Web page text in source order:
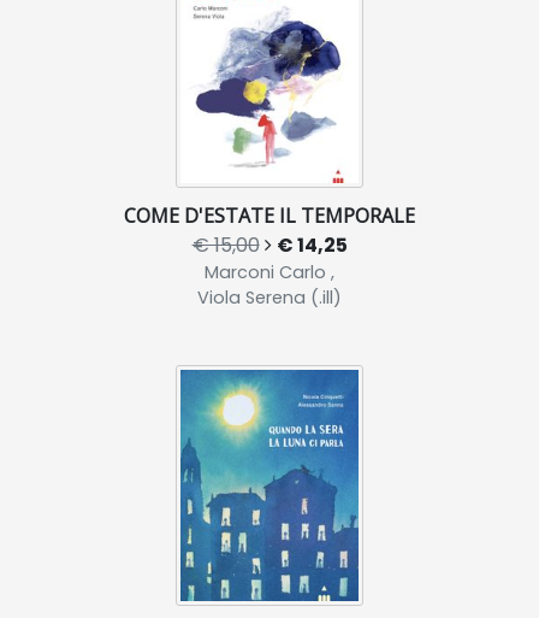
COME D'ESTATE IL TEMPORALE
€ 15,00 € 14,25
Marconi Carlo ,
Viola Serena (.ill)